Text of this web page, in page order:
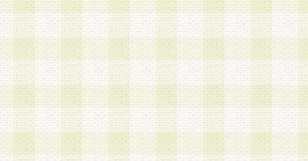
a.既に登録されている会員と同一のメールアドレ
録する場合
b.本サービスと同様のサービスを提供している企
業に従事していると思われる本人またはその家族
場合
c.その他当社が不適切と判断する場合
2.当社は、会員登録希望者を会員として承認する
した 場合、会員登録希望者による会員登録手続